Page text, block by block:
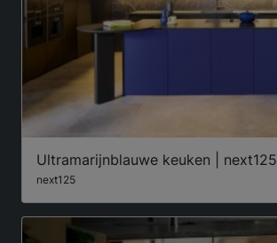
Ultramarijnblauwe keuken | next125
next125